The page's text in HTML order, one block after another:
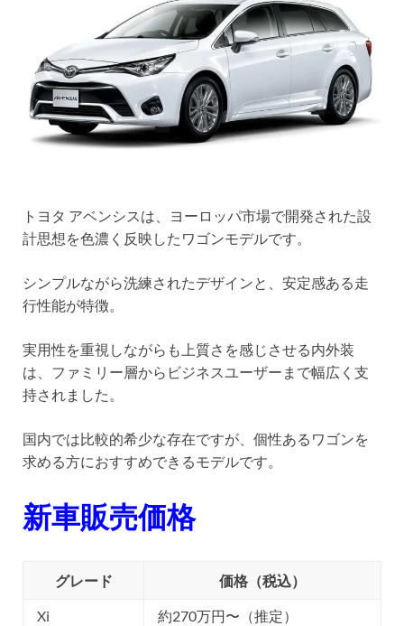
トヨタ アベンシスは、ヨーロッパ市場で開発された設
計思想を色濃く反映したワゴンモデルです。
シンプルながら洗練されたデザインと、安定感ある走
行性能が特徴。
実用性を重視しながらも上質さを感じさせる内外装
は、ファミリー層からビジネスユーザーまで幅広く支
持されました。
国内では比較的希少な存在ですが、個性あるワゴンを
求める方におすすめできるモデルです。
新車販売価格
グレード 価格（税込）
Xi
約270万円〜（推定）